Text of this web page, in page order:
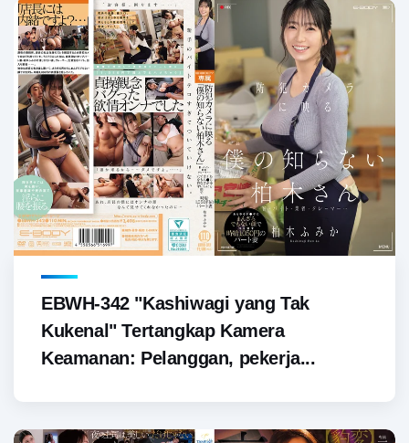
EBWH-342 "Kashiwagi yang Tak
Kukenal" Tertangkap Kamera
Keamanan: Pelanggan, pekerja...